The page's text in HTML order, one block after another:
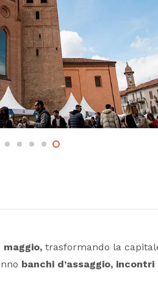
maggio, trasformando la
banchi d’assaggio, incontri